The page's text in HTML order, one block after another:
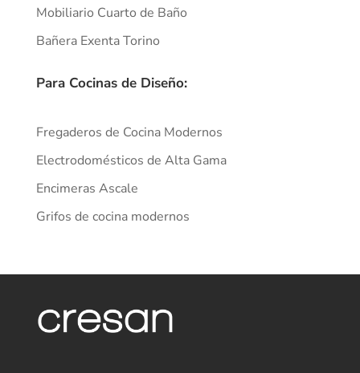
Mobiliario Cuarto de Baño
Bañera Exenta Torino
Para Cocinas de Diseño:
Fregaderos de Cocina Modernos
Electrodomésticos de Alta Gama
Encimeras Ascale
Grifos de cocina modernos